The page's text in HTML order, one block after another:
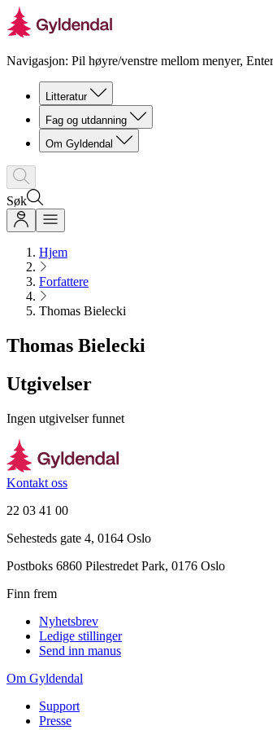
Navigasjon: Pil høyre/venstre mellom menyer,
Litteratur
Fag og utdanning
Om Gyldendal
Søk
Hjem
Forfattere
Thomas Bielecki
Thomas Bielecki
Utgivelser
Ingen utgivelser funnet
Kontakt oss
22 03 41 00
Sehesteds gate 4, 0164 Oslo
Postboks 6860 Pilestredet Park, 0176 Oslo
Finn frem
Nyhetsbrev
Ledige stillinger
Send inn manus
Om Gyldendal
Support
Presse